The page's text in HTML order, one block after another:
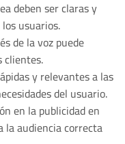
deben ser claras y
usuarios.
de la voz puede
clientes.
y relevantes a las
del usuario.
en la publicidad en
la audiencia correcta